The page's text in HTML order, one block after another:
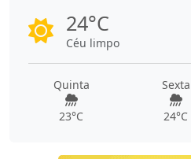
24°C
Céu limpo
Quinta
23°C
Sexta
24°C